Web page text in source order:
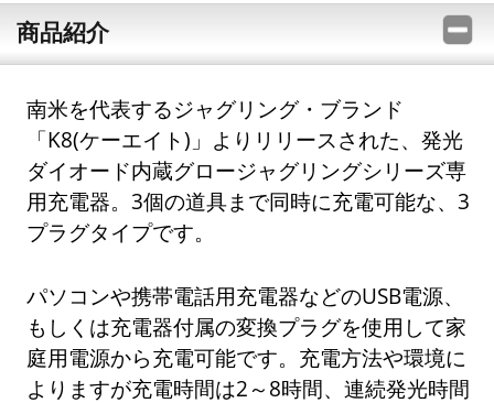
商品紹介
南米を代表するジャグリング・ブランド
「K8(ケーエイト)」よりリリースされた、発光
ダイオード内蔵グロージャグリングシリーズ専
用充電器。3個の道具まで同時に充電可能な、3
プラグタイプです。
パソコンや携帯電話用充電器などのUSB電源、
もしくは充電器付属の変換プラグを使用して家
庭用電源から充電可能です。充電方法や環境に
よりますが充電時間は2～8時間、連続発光時間